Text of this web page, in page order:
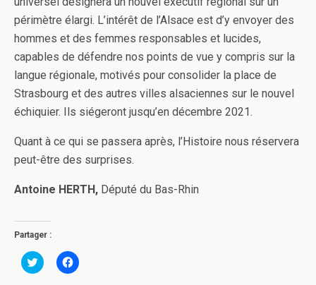
périmètre élargi. L’intérêt de l’Alsace est d’y envoyer des
hommes et des femmes responsables et lucides,
capables de défendre nos points de vue y compris sur la
langue régionale, motivés pour consolider la place de
Strasbourg et des autres villes alsaciennes sur le nouvel
échiquier. Ils siégeront jusqu’en décembre 2021.
Quant à ce qui se passera après, l’Histoire nous réservera
peut-être des surprises.
Antoine HERTH, Député du Bas-Rhin
Partager :
C
l
C
l